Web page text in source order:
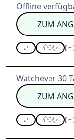
Offline
ZUM
0 [+]
Watchever 30
ZUM
0 [+]